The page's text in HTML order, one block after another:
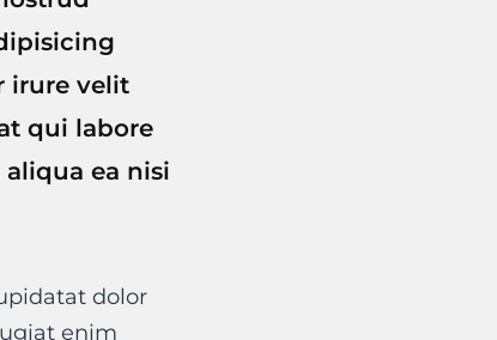
irure velit
qui labore
ea nisi
dolor
enim